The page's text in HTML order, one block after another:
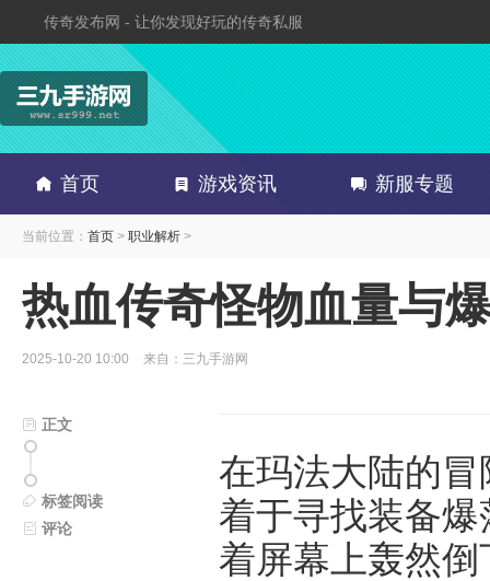
传奇发布网 - 让你发现好玩的传奇私服
首页 游戏资讯 新服专题
当前位置： 首页 > 职业解析 >
热血传奇怪物血量与
2025-10-20 10:00 来自：三九手游网
在玛法大陆的
着于寻找装备
着屏幕上轰然
正文
标签阅读
评论